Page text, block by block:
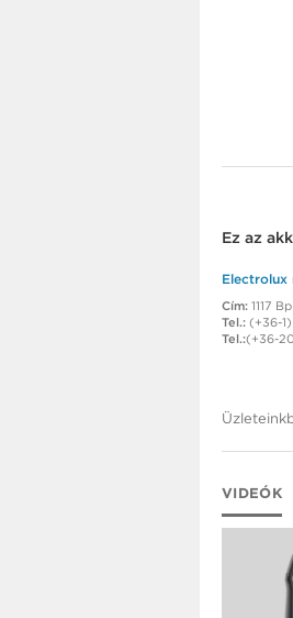
Ez az
Electrolux
Cím: 1117
Tel.: (+36-
Tel.:(+36-
VIDEÓK